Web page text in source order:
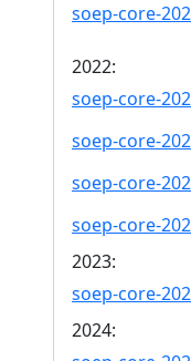
soep-core-
2022:
soep-core-
soep-core-
soep-core-
soep-core-
2023:
soep-core-
2024: